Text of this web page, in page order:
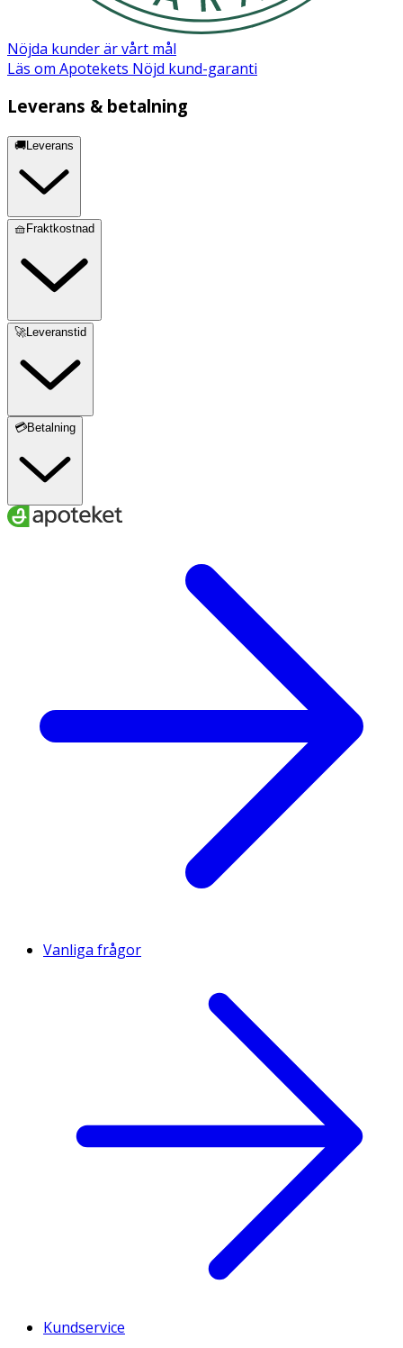
Nöjda kunder är vårt mål
Läs om Apotekets Nöjd kund-garanti
Leverans & betalning
🚚Leverans
🧺Fraktkostnad
🚀Leveranstid
💳Betalning
Vanliga frågor
Kundservice